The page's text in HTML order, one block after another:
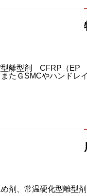
型離型剤 CFRP
たＧSMCやハンドレ
剤、常温硬化型離型剤